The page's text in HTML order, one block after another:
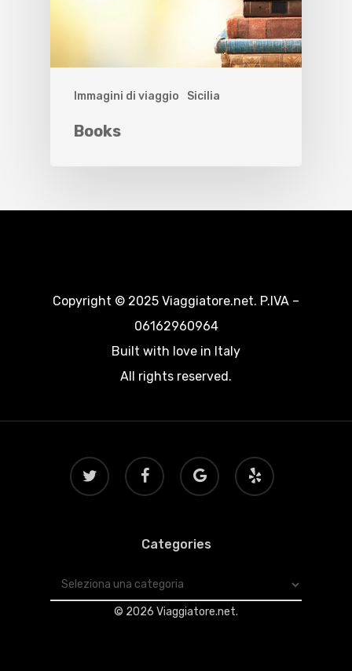
Immagini di viaggio Sicilia
Books
Copyright © 2025 Viaggiatore.net. P.IVA –
06162960964
Built with love in Italy
All rights reserved.
twitter facebook
google-
plus
yelp
Categories
Categories
© 2026 Viaggiatore.net.